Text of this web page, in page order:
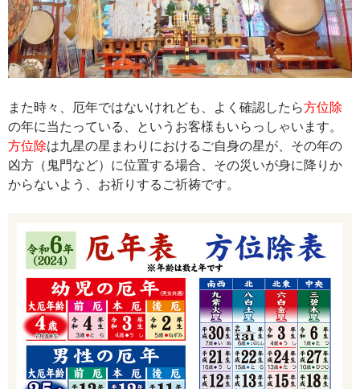
また時々、厄年ではないけれども、よく確認したら方位除
の年に当たっている、というお客様もいらっしゃいます。
方位除は九星の星まわりにおけるご自身の星が、その年の
凶方（鬼門など）に位置する場合、その災いが身に降りか
からないよう、お祈りするご祈祷です。